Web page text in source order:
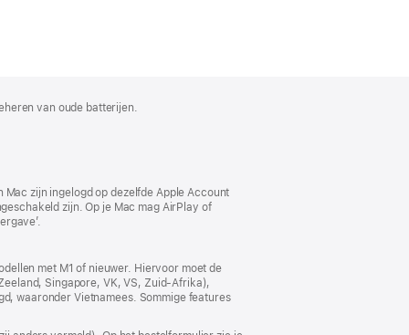
van oude batterijen.
zijn ingelogd op dezelfde Apple Account
zijn. Op je Mac mag AirPlay of
met M1 of nieuwer. Hiervoor moet de
Singapore, VK, VS, Zuid-Afrika),
waaronder Vietnamees. Sommige features